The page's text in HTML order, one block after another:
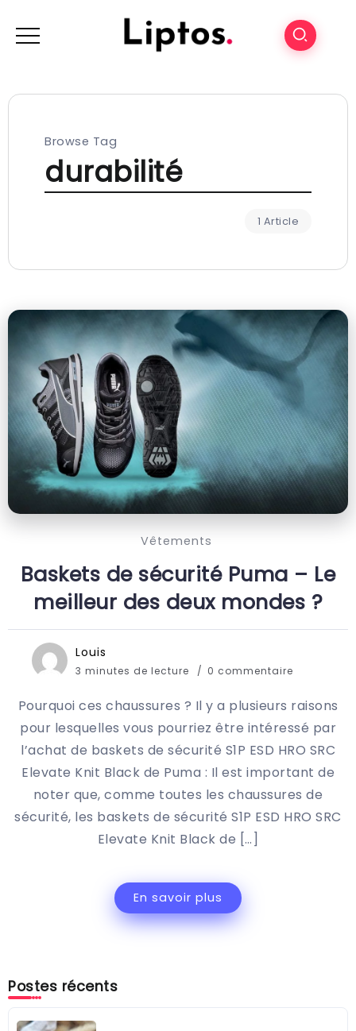
Browse Tag
durabilité
1 Article
Vêtements
Baskets de sécurité Puma – Le
meilleur des deux mondes ?
Louis
3 minutes de lecture 0 commentaire
Pourquoi ces chaussures ? Il y a plusieurs raisons
pour lesquelles vous pourriez être intéressé par
l’achat de baskets de sécurité S1P ESD HRO SRC
Elevate Knit Black de Puma : Il est important de
noter que, comme toutes les chaussures de
sécurité, les baskets de sécurité S1P ESD HRO SRC
Elevate Knit Black de […]
En savoir plus
Postes récents